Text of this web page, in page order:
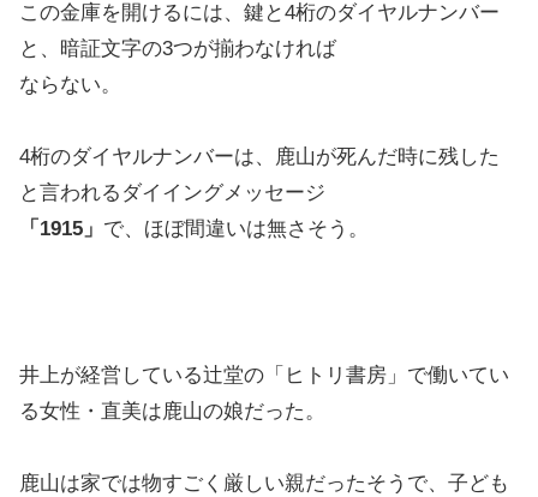
この金庫を開けるには、鍵と4桁のダイヤルナンバー
と、暗証文字の3つが揃わなければ
ならない。
4桁のダイヤルナンバーは、鹿山が死んだ時に残した
と言われるダイイングメッセージ
「1915」 で、ほぼ間違いは無さそう。
井上が経営している辻堂の「ヒトリ書房」で働いてい
る女性・直美は鹿山の娘だった。
鹿山は家では物すごく厳しい親だったそうで、子ども